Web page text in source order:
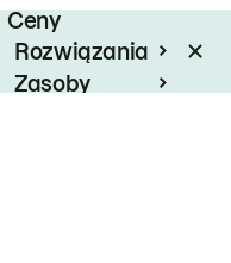
Ceny
Rozwiązania
Zasoby